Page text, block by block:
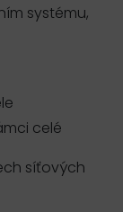
systému,
celé
síťových